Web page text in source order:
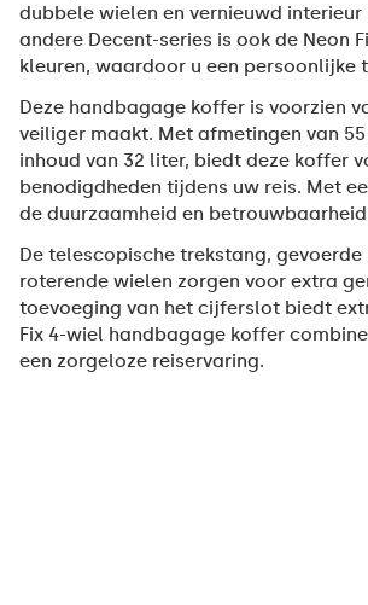
dubbele wielen en vernieuwd
andere Decent-series is ook de Neon
kleuren, waardoor u een persoonlijke
Deze handbagage koffer is voorzien
veiliger maakt. Met afmetingen van 55
inhoud van 32 liter, biedt deze koffer
benodigdheden tijdens uw reis. Met
de duurzaamheid en
De telescopische trekstang,
roterende wielen zorgen voor extra
toevoeging van het cijferslot biedt
Fix 4-wiel handbagage koffer
een zorgeloze reiservaring.